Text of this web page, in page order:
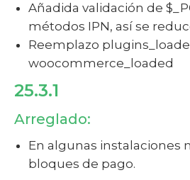
Añadida validación de
métodos IPN, así se
Reemplazo
woocommerce_loaded
25.3.1
Arreglado:
En algunas instalaciones
bloques de pago.